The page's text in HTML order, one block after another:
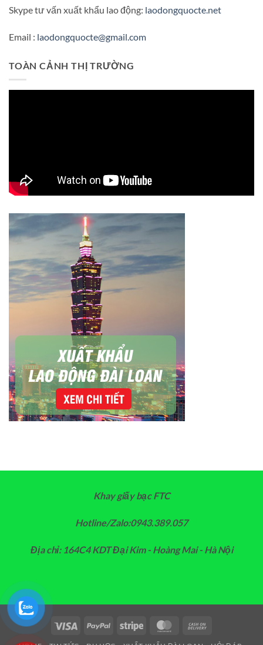
Skype tư vấn xuất khẩu lao động: laodongquocte.net
Email : laodongquocte@gmail.com
TOÀN CẢNH THỊ TRƯỜNG
Khay giấy bạc FTC
Hotline/Zalo:0943.389.057
Địa chỉ: 164C4 KDT Đại Kim - Hoàng Mai - Hà Nội
Visa PayPal Stripe MasterCard